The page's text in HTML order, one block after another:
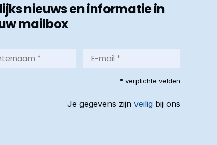
nieuws en informatie in
mailbox
mail
* verplichte velden
Je gegevens zijn veilig bij ons